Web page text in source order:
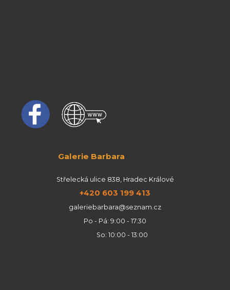
Galerie Barbara
Střelecká ulice 838, Hradec Králové
+420 603 199 413
galeriebarbara@seznam.cz
Po - Pá: 9:00 - 17:30
So: 10:00 - 13:00